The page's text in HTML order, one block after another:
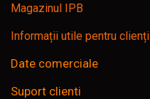
Magazinul IPB
Informații utile pentru clienți
Date comerciale
Suport clienti